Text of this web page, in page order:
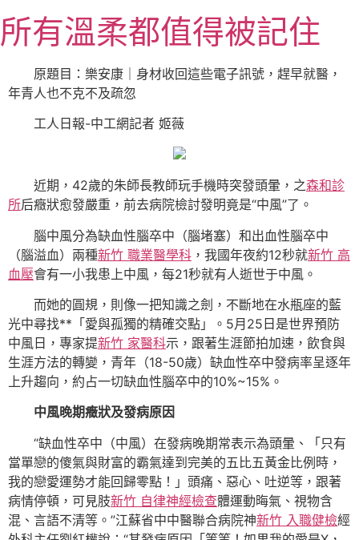
至
主
內
所有溫柔都值得被記住
原題目：樂安康｜身材收回這些電子訊號，趕早就醫，
年青人也不克不及疏忽
工人日報-中工網記者 姬薇
近期，42歲的朱師長教師玩手機時突發頭暈，之森和診
所后癥狀愈發嚴重，前去病院檢討發明竟是“中風”了。
腦中風分為缺血性腦卒中（腦堵塞）和出血性腦卒中
（腦溢血）兩種新竹 職業醫學科 ，我國年夜約12秒就新竹 高
血壓會有一小我患上中風，每21秒就有人逝世于中風。
而她的圓規，則像一把知識之劍，不斷地在水瓶座的藍
光中尋找**「愛與孤獨的精確交點」。5月25日是世界預防
中風日，專家提新竹 家醫科示，跟著生涯節拍加速，飲食與
生涯方法的轉變，青年（18-50歲）缺血性卒中發病率呈逐年
上升趨向，約占一切缺血性腦卒中的10%~15%。
中風晚期癥狀及發病原因
“缺血性卒中（中風）在發病晚期常表示為頭暈、「只有
當單戀的傻氣與財富的霸氣達到完美的五比五黃金比例時，
我的戀愛運勢才能回歸零點！」頭痛、惡心、吐逆等，跟著
病情停頓，可見肢新竹 自律神經檢查體運動晦氣、視物含
混、言語不清等。”江蘇省中中醫聯合病院神新竹 入職健檢經